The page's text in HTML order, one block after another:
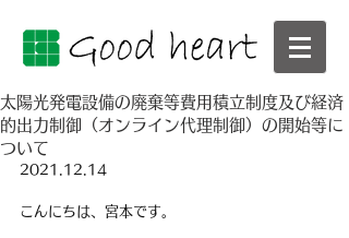
太陽光発電設備の廃棄等費用積立制度及び経済
的出力制御（オンライン代理制御）の開始等に
ついて
2021.12.14
こんにちは、宮本です。